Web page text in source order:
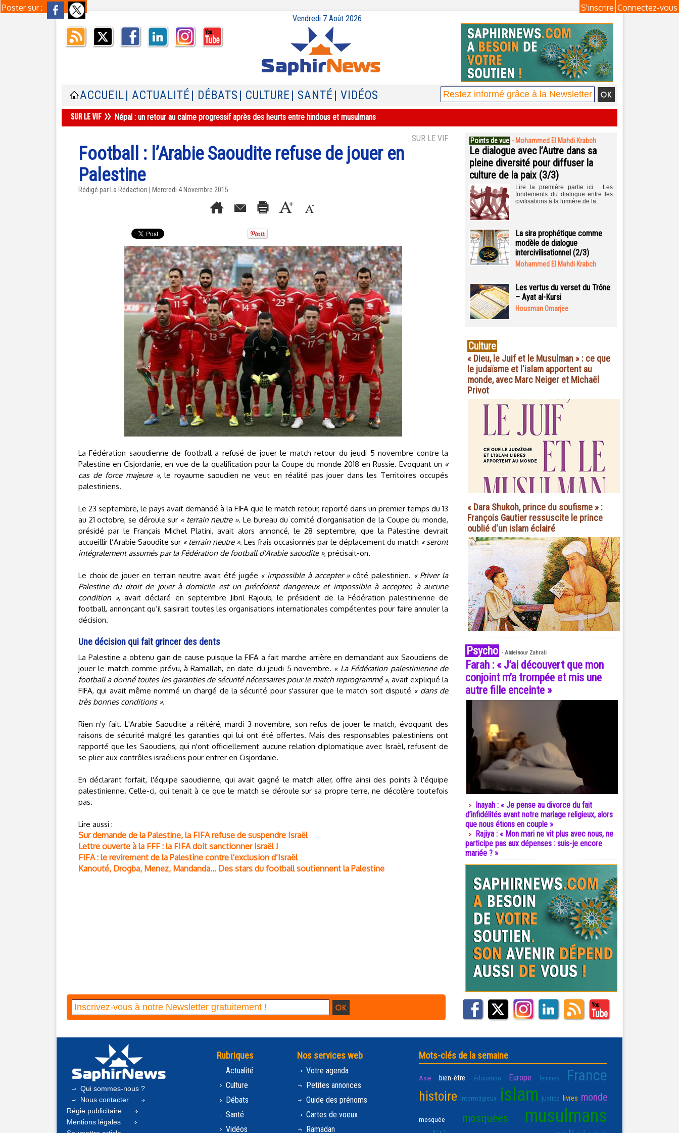
Poster sur : Connectez-vous
S'inscrire
Vendredi 7 Août 2026
ACCUEIL | ACTUALITÉ | DÉBATS | CULTURE | SANTÉ | VIDÉOS
Népal : un retour au calme progressif après des heurts entre hindous et musulmans
SUR LE VIF
Football : l’Arabie Saoudite refuse de jouer en
Palestine
Rédigé par La Rédaction | Mercredi 4 Novembre 2015
La Fédération saoudienne de football a refusé de jouer le match retour du jeudi 5 novembre contre la
Palestine en Cisjordanie, en vue de la qualification pour la Coupe du monde 2018 en Russie. Evoquant un «
cas de force majeure », le royaume saoudien ne veut en réalité pas jouer dans les Territoires occupés
palestiniens.
Le 23 septembre, le pays avait demandé à la FIFA que le match retour, reporté dans un premier temps du 13
au 21 octobre, se déroule sur « terrain neutre ». Le bureau du comité d'organisation de la Coupe du monde,
présidé par le Français Michel Platini, avait alors annoncé, le 28 septembre, que la Palestine devrait
accueillir l’Arabie Saoudite sur « terrain neutre ». Les frais occasionnés par le déplacement du match « seront
intégralement assumés par la Fédération de football d'Arabie saoudite », précisait-on.
Le choix de jouer en terrain neutre avait été jugée « impossible à accepter »côté palestinien. « Priver la
Palestine du droit de jouer à domicile est un précédent dangereux et impossible à accepter, à aucune
condition », avait déclaré en septembre Jibril Rajoub, le président de la Fédération palestinienne de
football, annonçant qu’il saisirait toutes les organisations internationales compétentes pour faire annuler la
décision.
Une décision qui fait grincer des dents
La Palestine a obtenu gain de cause puisque la FIFA a fait marche arrière en demandant aux Saoudiens de
jouer le match comme prévu, à Ramallah, en date du jeudi 5 novembre. « La Fédération palestinienne de
football a donné toutes les garanties de sécurité nécessaires pour le match reprogrammé », avait expliqué la
FIFA, qui avait même nommé un chargé de la sécurité pour s'assurer que le match soit disputé « dans de
très bonnes conditions ».
Rien n'y fait. L'Arabie Saoudite a réitéré, mardi 3 novembre, son refus de jouer le match, évoquant des
raisons de sécurité malgré les garanties qui lui ont été offertes. Mais des responsables palestiniens ont
rapporté que les Saoudiens, qui n'ont officiellement aucune relation diplomatique avec Israël, refusent de
se plier aux contrôles israéliens pour entrer en Cisjordanie.
En déclarant forfait, l'équipe saoudienne, qui avait gagné le match aller, offre ainsi des points à l'équipe
palestinienne. Celle-ci, qui tenait à ce que le match se déroule sur sa propre terre, ne décolère toutefois
pas.
Lire aussi :
Sur demande de la Palestine, la FIFA refuse de suspendre Israël
Lettre ouverte à la FFF : la FIFA doit sanctionner Israël !
FIFA : le revirement de la Palestine contre l'exclusion d’Israël
Kanouté, Drogba, Menez, Mandanda… Des stars du football soutiennent la Palestine
Points de vue - Mohammed El Mahdi Krabch
Le dialogue avec l’Autre dans sa
pleine diversité pour diffuser la
culture de la paix (3/3)
Lire la première partie ici : Les
fondements du dialogue entre les
civilisations à la lumière de la...
La sira prophétique comme
modèle de dialogue
intercivilisationnel (2/3)
Mohammed El Mahdi Krabch
Les vertus du verset du Trône
– Ayat al-Kursi
Housman Omarjee
Culture
« Dieu, le Juif et le Musulman » : ce que
le judaïsme et l'islam apportent au
monde, avec Marc Neiger et Michaël
Privot
« Dara Shukoh, prince du soufisme » :
François Gautier ressuscite le prince
oublié d'un islam éclairé
Psycho - Abdelnour Zahrali
Farah : « J’ai découvert que mon
conjoint m’a trompée et mis une
autre fille enceinte »
Inayah : « Je pense au divorce du fait
d’infidélités avant notre mariage religieux, alors
que nous étions en couple »
Rajiya : « Mon mari ne vit plus avec nous, ne
participe pas aux dépenses : suis-je encore
mariée ? »
Qui sommes-nous ?
Nous contacter
Régie publicitaire
Mentions légales
Rubriques
Actualité
Culture
Débats
Santé
Vidéos
Nos services web
Votre agenda
Petites annonces
Guide des prénoms
Cartes de voeux
Ramadan
Mots-clés de la semaine
Asie bien-être éducation Europe femmes France
histoire interreligieux islam justice livres monde
mosquée mosquées musulmans